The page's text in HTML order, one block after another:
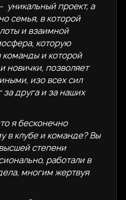
уникальный проект, а
семья, в которой
и взаимной
которую
и которой
новички, позволяет
изо всех сил
за друга и за наших
я бесконечно
в клубе и команде? Вы
степени
работали в
многим жертвуя